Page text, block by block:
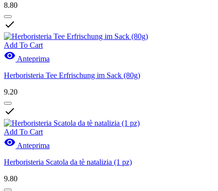
8.80

Add To Cart
 Anteprima
Herboristeria Tee Erfrischung im Sack (80g)
9.20

Add To Cart
 Anteprima
Herboristeria Scatola da tè natalizia (1 pz)
9.80